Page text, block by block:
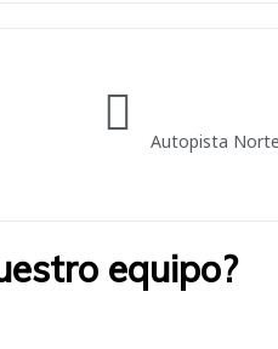
Autopista
equipo?